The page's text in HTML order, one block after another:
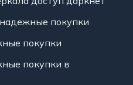
покупки
покупки
покупки в